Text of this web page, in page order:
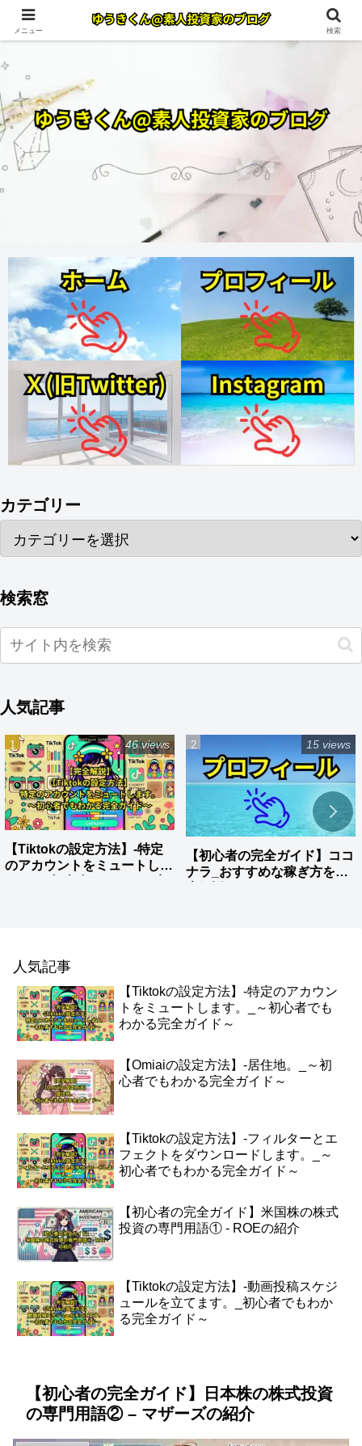
カテゴリー
検索窓
人気記事
【Tiktokの設定方法】-特定
のアカウントをミュートしま
46 views
【初心者の完全ガイド】ココ
ナラ_おすすめな稼ぎ方を徹
15 views
人気記事
【Tiktokの設定方法】-特定のアカウン
トをミュートします。_～初心者でも
わかる完全ガイド～
【Omiaiの設定方法】-居住地。_～初
心者でもわかる完全ガイド～
【Tiktokの設定方法】-フィルターとエ
フェクトをダウンロードします。_～
初心者でもわかる完全ガイド～
【初心者の完全ガイド】米国株の株式
投資の専門用語① - ROEの紹介
【Tiktokの設定方法】-動画投稿スケジ
ュールを立てます。_初心者でもわか
る完全ガイド～
【初心者の完全ガイド】日本株の株式投資
の専門用語② – マザーズの紹介
メニュー 検索